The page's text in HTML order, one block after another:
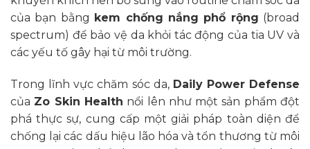
của bạn bằng kem chống nắng phổ rộng (broad
spectrum) để bảo vệ da khỏi tác động của tia UV và
các yếu tố gây hại từ môi trường.
Trong lĩnh vực chăm sóc da, Daily Power Defense
của Zo Skin Health nổi lên như một sản phẩm đột
phá thực sự, cung cấp một giải pháp toàn diện để
chống lại các dấu hiệu lão hóa và tổn thương từ môi